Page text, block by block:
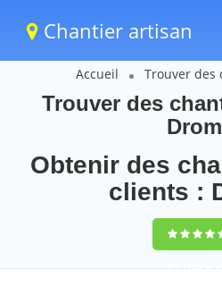
Chantier artisan
Accueil Trouver des
Trouver des
Obtenir des
clients :
9,5(100%)